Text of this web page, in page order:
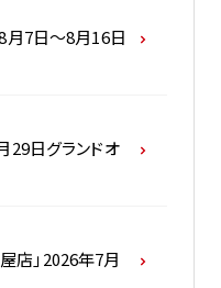
月7日～8月16日
29日グランドオ
店」2026年7月